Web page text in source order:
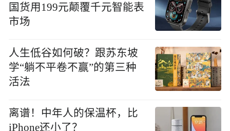
国货用199元颠覆千元智能表
市场
人生低谷如何破？跟苏东坡
学“躺不平卷不赢”的第三种
活法
离谱！中年人的保温杯，比
iPhone还小了？